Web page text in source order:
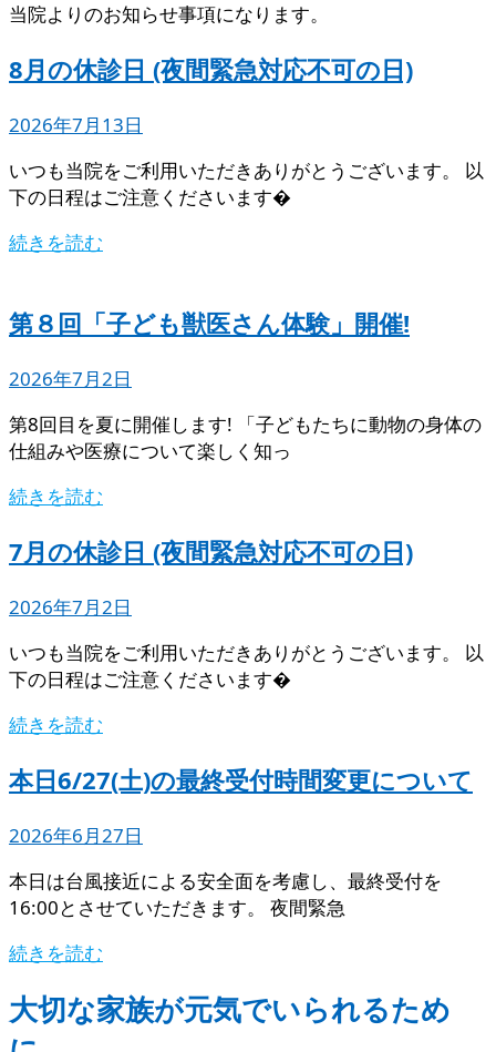
当院よりのお知らせ事項になります。
8月の休診日 (夜間緊急対応不可の日)
2026年7月13日
いつも当院をご利用いただきありがとうございます。 以
下の日程はご注意くださいます�
続きを読む
第８回「子ども獣医さん体験」開催!
2026年7月2日
第8回目を夏に開催します! 「子どもたちに動物の身体の
仕組みや医療について楽しく知っ
続きを読む
7月の休診日 (夜間緊急対応不可の日)
2026年7月2日
いつも当院をご利用いただきありがとうございます。 以
下の日程はご注意くださいます�
続きを読む
本日6/27(土)の最終受付時間変更について
2026年6月27日
本日は台風接近による安全面を考慮し、最終受付を
16:00とさせていただきます。 夜間緊急
続きを読む
大切な家族が元気でいられるため